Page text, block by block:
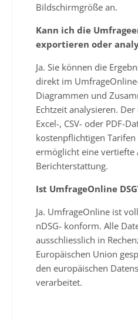
Bildschirmgröße an.
Kann ich die
exportieren oder
Ja. Sie können die
direkt im
Diagrammen und
Echtzeit analysieren.
Excel-, CSV- oder PDF-
kostenpflichtigen
ermöglicht eine vertiefte
Berichterstattung.
Ist UmfrageOnline
Ja. UmfrageOnline ist
nDSG- konform. Alle
ausschliesslich in
Europäischen Union
den europäischen
verarbeitet.